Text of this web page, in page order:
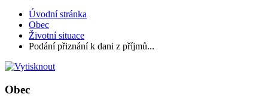
Úvodní stránka
Obec
Životní situace
Podání přiznání k dani z příjmů...
Obec